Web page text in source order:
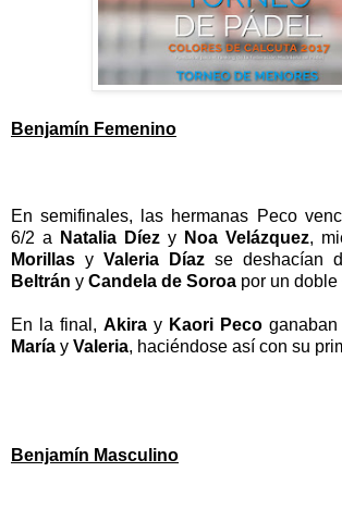
Benjamín Femenino
En semifinales, las hermanas Peco
6/2 a
Natalia Díez y Noa Velázquez,
Morillas y Valeria Díaz se deshacían
Beltrán y Candela de Soroa por un doble
En la final, Akira y Kaori Peco
María y Valeria, haciéndose así con su
Benjamín Masculino